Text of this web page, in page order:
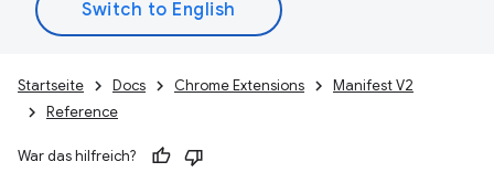
Startseite Docs Chrome Extensions
Manifest V2
Reference
War das hilfreich?